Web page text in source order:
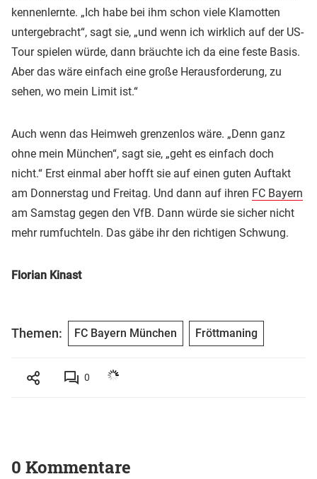
kennenlernte. „Ich habe bei ihm schon viele Klamotten
untergebracht“, sagt sie, „und wenn ich wirklich auf der US-
Tour spielen würde, dann bräuchte ich da eine feste Basis.
Aber das wäre einfach eine große Herausforderung, zu
sehen, wo mein Limit ist.“
Auch wenn das Heimweh grenzenlos wäre. „Denn ganz
ohne mein München“, sagt sie, „geht es einfach doch
nicht.“ Erst einmal aber hofft sie auf einen guten Auftakt
am Donnerstag und Freitag. Und dann auf ihren FC Bayern
am Samstag gegen den VfB. Dann würde sie sicher nicht
mehr rumfuchteln. Das gäbe ihr den richtigen Schwung.
Florian Kinast
Themen: FC Bayern München Fröttmaning
0
0 Kommentare